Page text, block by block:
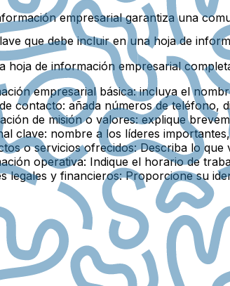
empresarial garantiza una
que debe incluir en una hoja de
hoja de información empresarial
empresarial básica:incluya el
contacto: añada números de teléfono,
de misión o valores:explique
clave: nombre a los líderes
o servicios ofrecidos:Describa lo que
operativa: Indique el horario de
legales y financieros:Proporcione su